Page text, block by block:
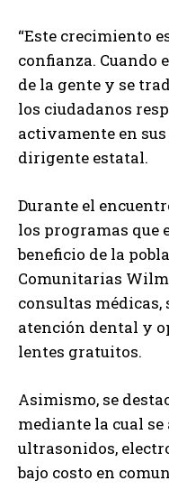
“Este crecimiento
confianza. Cuando
de la gente y se
los ciudadanos
activamente en
dirigente estatal.
Durante el
los programas que
beneficio de la
Comunitarias
consultas
atención dental y
lentes gratuitos.
Asimismo, se
mediante la cual
ultrasonidos,
bajo costo en